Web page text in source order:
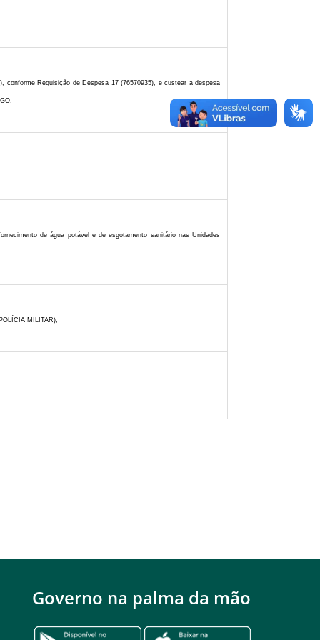
conforme Requisição de Despesa 17 (76570935), e custear a despesa
de água potável e de esgotamento sanitário nas Unidades
MILITAR);
Governo na palma da mão